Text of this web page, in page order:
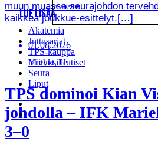
In english
Akatemia
Juttusarjat
TPS-kauppa
Yrityksille
Seura
Liput
muun muassa seurajohdon
kaikkea joukkue-esittelyt.[…]
LUE LISÄÄ
01.08.2026
Miehet, Uutiset
TPS dominoi Kian
johdolla – IFK
3–0